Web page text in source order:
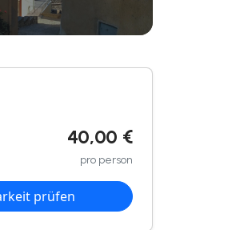
40,00 €
pro person
prüfen